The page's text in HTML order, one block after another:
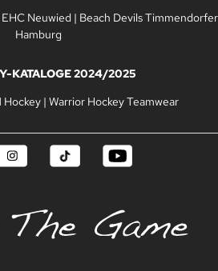
EHC Neuwied | Beach Devils
Hamburg
KATALOGE 2024/2025
Hockey| Warrior Hockey Teamwear